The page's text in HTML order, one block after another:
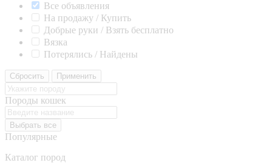
Все объявления
На продажу / Купить
Добрые руки / Взять бесплатно
Вязка
Потерялись / Найдены
Сбросить Применить
Породы кошек
Выбрать все
Популярные
Каталог пород